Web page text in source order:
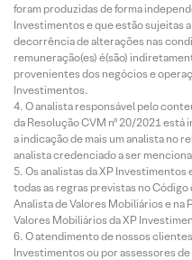
foram produzidas de forma
Investimentos e que estão sujeitas
decorrência de alterações nas
remuneração(es) é(são)
provenientes dos negócios e
Investimentos.
O analista responsável pelo
da Resolução CVM nº 20/2021
a indicação de mais um analista no
analista credenciado a ser
Os analistas da XP
todas as regras previstas no Código
Analista de Valores Mobiliários e na
Valores Mobiliários da XP
O atendimento de nossos
Investimentos ou por assessores